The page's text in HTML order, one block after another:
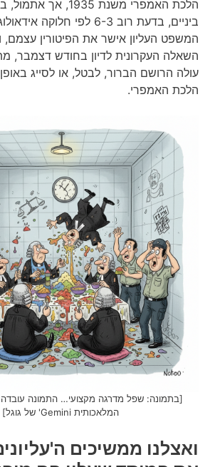
הלכת האמפרי משנת
ביניים, בדעת רוב 6-3 לפי חלוקה
המשפט העליון אישר את הפיטורין
השאלה העקרונית לדיון בחודש דצמבר,
עולה הרושם הברור, לבטל, או לסייג
הלכת האמפרי.
[בתמונה: שפל מדרגה מקצועי… התמונה
המלאכותית Gemini' של גוגל]
ואצלנו ממשיכים